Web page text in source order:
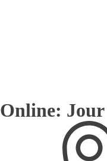
Online: Jour